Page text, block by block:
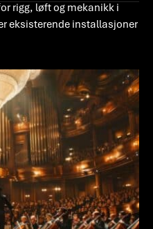
rigg, løft og mekanikk i
eksisterende installasjoner